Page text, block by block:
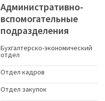
Административно-
вспомогательные
подразделения
Бухгалтерско-экономический
отдел
Отдел кадров
Отдел закупок